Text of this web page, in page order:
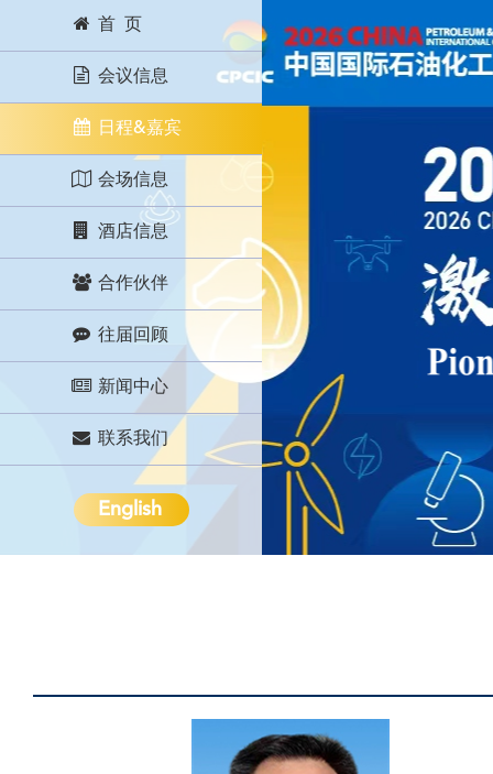
首 页
会议信息
日程&嘉宾
会场信息
酒店信息
合作伙伴
往届回顾
新闻中心
联系我们
English